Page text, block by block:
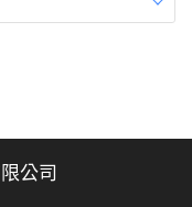
公司